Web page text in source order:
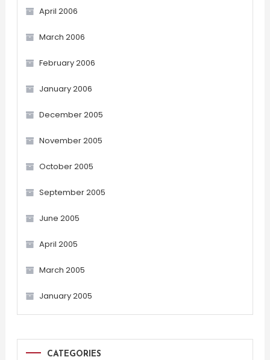
April 2006
March 2006
February 2006
January 2006
December 2005
November 2005
October 2005
September 2005
June 2005
April 2005
March 2005
January 2005
CATEGORIES